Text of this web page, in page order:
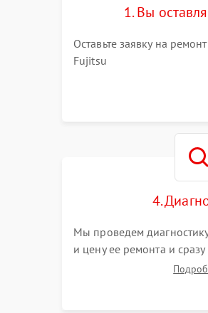
1. Вы
Оставьте заявку на
Fujitsu
4.
Мы проведем
и цену ее ремонта и
сроках ее устранения